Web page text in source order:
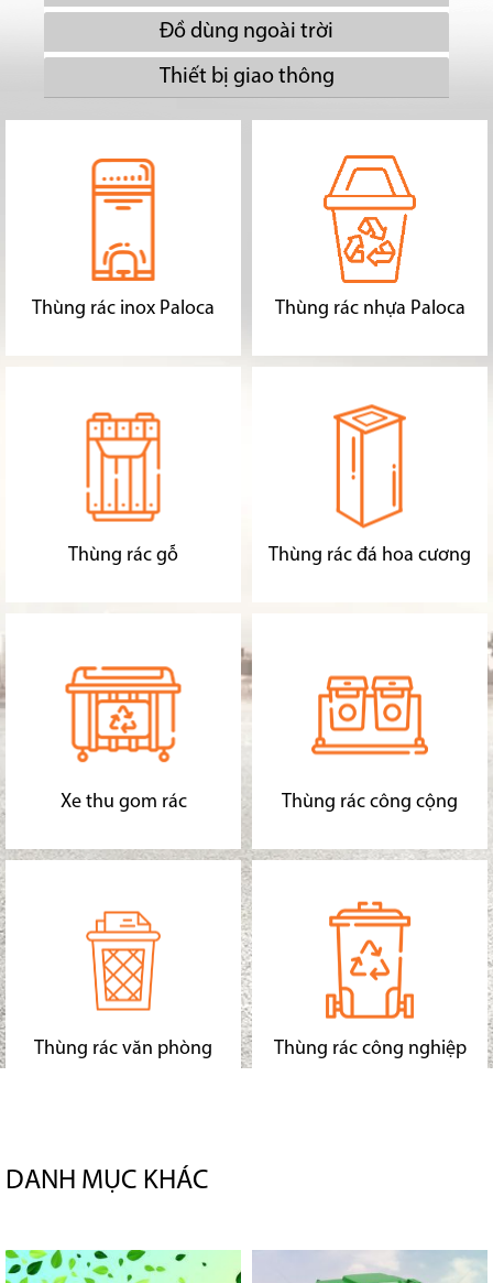
Đồ dùng ngoài trời
Thiết bị giao thông
Thùng rác inox Paloca Thùng rác nhựa Paloca
Thùng rác gỗ Thùng rác đá hoa cương
Xe thu gom rác Thùng rác công cộng
Thùng rác văn phòng Thùng rác công nghiệp
DANH MỤC KHÁC